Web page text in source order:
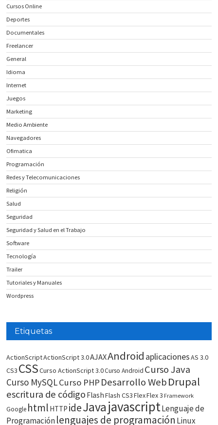
Cursos Online
Deportes
Documentales
Freelancer
General
Idioma
Internet
Juegos
Marketing
Medio Ambiente
Navegadores
Ofimatica
Programación
Redes y Telecomunicaciones
Religión
Salud
Seguridad
Seguridad y Salud en el Trabajo
Software
Tecnología
Trailer
Tutoriales y Manuales
Wordpress
Etiquetas
ActionScriptActionScript 3.0AJAXAndroid aplicacionesAS 3.0
CS3 CSSCurso ActionScript 3.0Curso Android Curso Java
Curso MySQLCurso PHP Desarrollo WebDrupal
escritura de código FlashFlash CS3FlexFlex 3 Framework
Google html HTTP ideJavajavascriptLenguaje de
Programaciónlenguajes de programación Linux